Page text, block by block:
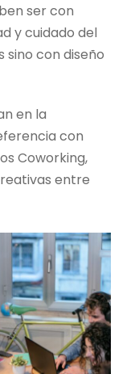
ser con
y cuidado del
sino con diseño
en la
con
Coworking,
entre